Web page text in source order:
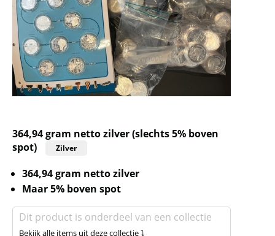
364,94 gram netto zilver (slechts 5% boven
spot)
Zilver
364,94 gram netto zilver
Maar 5% boven spot
Dit product is onderdeel van een collectie
Bekijk alle items uit deze collectie ⤵